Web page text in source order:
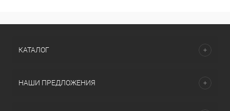
КАТАЛОГ
НАШИ ПРЕДЛОЖЕНИЯ